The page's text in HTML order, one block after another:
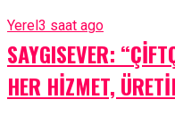
Yerel3 saat ago
SAYGISEVER:
HER HİZMET,